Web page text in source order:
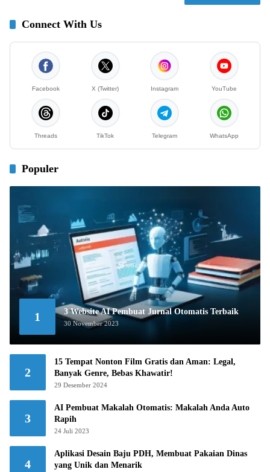
Connect With Us
Facebook X (Twitter) Instagram YouTube
Threads TikTok Telegram WhatsApp
Populer
1 3 Website AI Pembuat Jurnal Otomatis Terbaik
30 November 2023
2
15 Tempat Nonton Film Gratis dan Aman: Legal,
Banyak Genre, Bebas Khawatir!
29 Desember 2024
3
AI Pembuat Makalah Otomatis: Makalah Anda Auto
Rapih
24 Juli 2023
4
Aplikasi Desain Baju PDH, Membuat Pakaian Dinas
yang Unik dan Menarik